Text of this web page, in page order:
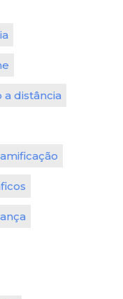
a distância